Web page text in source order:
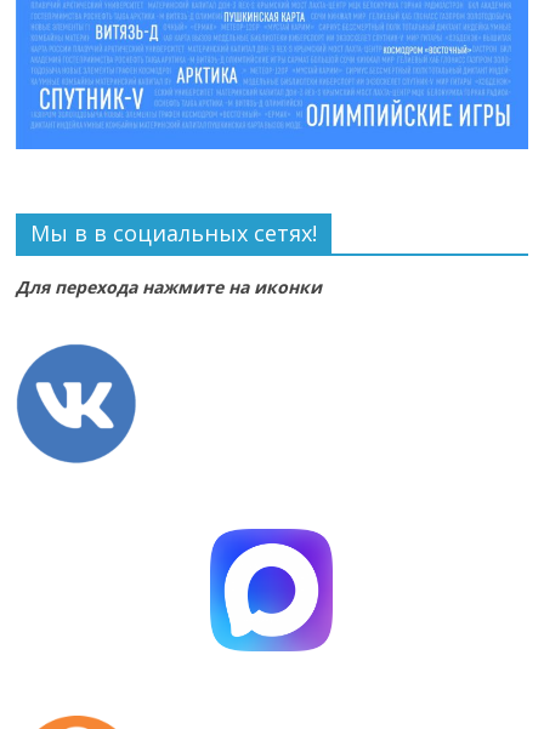
Мы в в социальных сетях!
Для перехода нажмите на иконки